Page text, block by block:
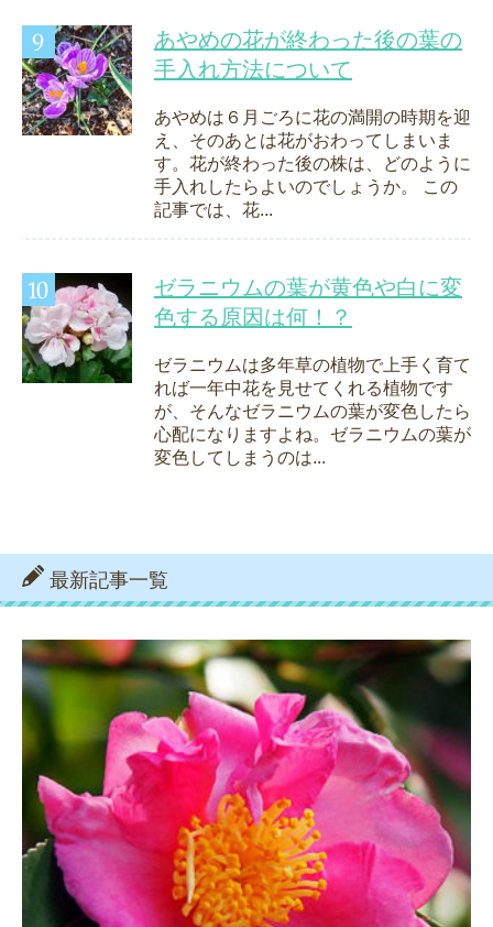
あやめの花が終わった後の葉の
手入れ方法について
あやめは６月ごろに花の満開の時期を迎
え、そのあとは花がおわってしまいま
す。花が終わった後の株は、どのように
手入れしたらよいのでしょうか。 この
記事では、花...
ゼラニウムの葉が黄色や白に変
色する原因は何！？
ゼラニウムは多年草の植物で上手く育て
れば一年中花を見せてくれる植物です
が、そんなゼラニウムの葉が変色したら
心配になりますよね。ゼラニウムの葉が
変色してしまうのは...
最新記事一覧